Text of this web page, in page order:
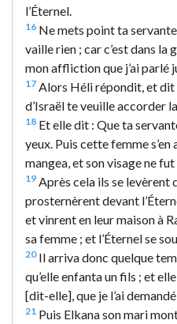
l’Éternel.
16 Ne mets point ta
vaille rien ; car c’est dans la
mon affliction que j’ai parlé
17 Alors Héli répondit, et dit
d’Israël te veuille accorder
18 Et elle dit : Que ta
yeux. Puis cette femme s’en
mangea, et son visage ne
19 Après cela ils se levèrent
prosternèrent devant
et vinrent en leur maison à
sa femme ; et l’Éternel se
20Il arriva donc quelque
qu’elle enfanta un fils ; et
[dit-elle], que je l’ai demandé
21 Puis Elkana son mari